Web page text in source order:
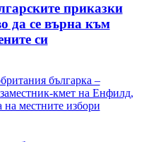
приказки
да се върна към
си